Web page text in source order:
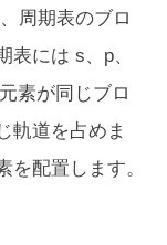
周期表のブロ
表には s、p、
素が同じブロ
軌道を占めま
配置します。